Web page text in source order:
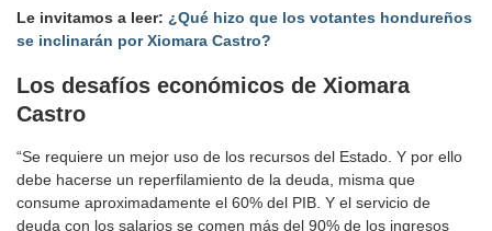
Le invitamos a leer: ¿Qué hizo que los votantes hondureños
se inclinarán por Xiomara Castro?
Los desafíos económicos de Xiomara
Castro
“Se requiere un mejor uso de los recursos del Estado. Y por ello
debe hacerse un reperfilamiento de la deuda, misma que
consume aproximadamente el 60% del PIB. Y el servicio de
deuda con los salarios se comen más del 90% de los ingresos